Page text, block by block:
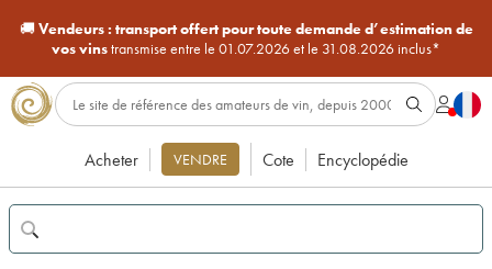
🚚Vendeurs : transport offert pour toute demande d’estimation de
vos vinstransmise entre le 01.07.2026 et le 31.08.2026 inclus*
Acheter VENDRE Cote Encyclopédie